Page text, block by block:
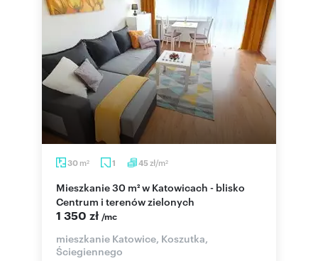
30 m2 1 45 zł/m2
Mieszkanie 30 m² w Katowicach - blisko
Centrum i terenów zielonych
1 350 zł /mc
mieszkanie Katowice, Koszutka,
Ściegiennego